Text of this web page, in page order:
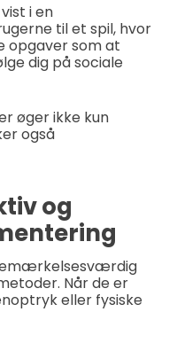
i en
til et spil, hvor
opgaver som at
dig på sociale
øger ikke kun
også
og
Når de er
eller fysiske